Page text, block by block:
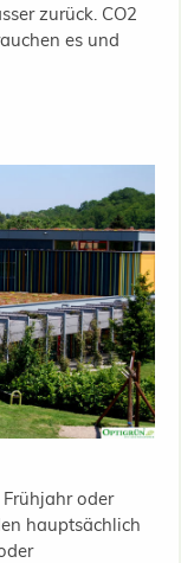
zurück. CO2
es und
oder
hauptsächlich